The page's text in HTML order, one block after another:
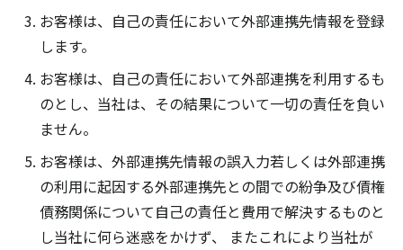
お客様は、自己の責任において外部連携先情報を登録
します。
お客様は、自己の責任において外部連携を利用するも
のとし、当社は、その結果について一切の責任を負い
ません。
お客様は、外部連携先情報の誤入力若しくは外部連携
の利用に起因する外部連携先との間での紛争及び債権
債務関係について自己の責任と費用で解決するものと
し当社に何ら迷惑をかけず、 またこれにより当社が